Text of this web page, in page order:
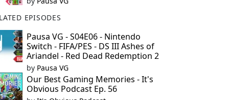
EPISODES
Pausa VG - S04E06 - Nintendo
Switch - FIFA/PES - DS III Ashes of
Ariandel - Red Dead Redemption 2
by Pausa VG
Our Best Gaming Memories - It's
Obvious Podcast Ep. 56